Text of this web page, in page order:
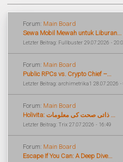
Forum: Main Board
Sewa Mobil Mewah untuk Liburan...
Letzter Beitrag: Fullbuster 29.07.2026 -
Forum: Main Board
Public RPCs vs. Crypto Chief –...
Letzter Beitrag: archimetrika1 28.07.2026 -
Forum: Main Board
Holivita: ذاتی صحت کی معلومات ...
Letzter Beitrag: Trix 27.07.2026 - 16:49
Forum: Main Board
Escape If You Can: A Deep Dive...